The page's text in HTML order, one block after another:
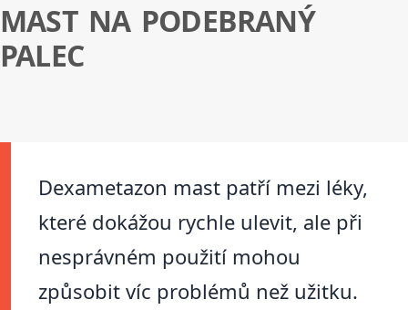
MAST NA PODEBRANÝ
PALEC
Dexametazon mast patří mezi léky,
které dokážou rychle ulevit, ale při
nesprávném použití mohou
způsobit víc problémů než užitku.